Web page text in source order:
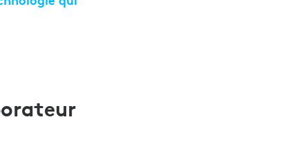
Adobe Workfront, 25 mars 2021